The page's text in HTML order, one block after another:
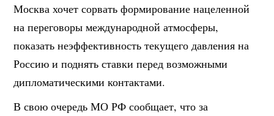
Москва хочет сорвать формирование нацеленной
на переговоры международной атмосферы,
показать неэффективность текущего давления на
Россию и поднять ставки перед возможными
дипломатическими контактами.
В свою очередь МО РФ сообщает, что за